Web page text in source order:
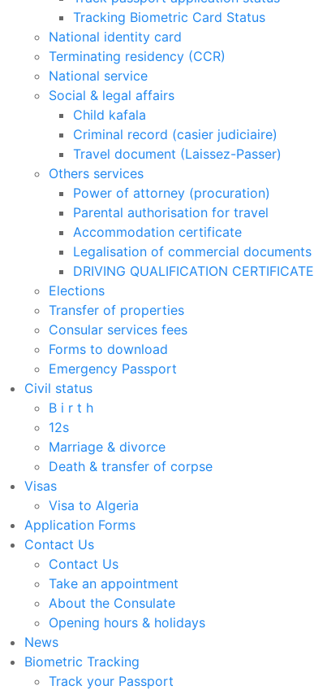
Tracking Biometric Card Status
National identity card
Terminating residency (CCR)
National service
Social & legal affairs
Child kafala
Criminal record (casier judiciaire)
Travel document (Laissez-Passer)
Others services
Power of attorney (procuration)
Parental authorisation for travel
Accommodation certificate
Legalisation of commercial documents
DRIVING QUALIFICATION CERTIFICATE
Elections
Transfer of properties
Consular services fees
Forms to download
Emergency Passport
Civil status
B i r t h
12s
Marriage & divorce
Death & transfer of corpse
Visas
Visa to Algeria
Application Forms
Contact Us
Contact Us
Take an appointment
About the Consulate
Opening hours & holidays
News
Biometric Tracking
Track your Passport